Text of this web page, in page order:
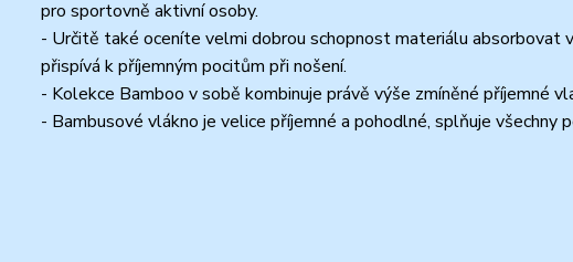
pro sportovně aktivní osoby.
- Určitě také oceníte velmi dobrou schopnost materiálu
přispívá k příjemným pocitům při nošení.
- Kolekce Bamboo v sobě kombinuje právě výše zmíněné příjemné
- Bambusové vlákno je velice příjemné a pohodlné, splňuje všechny